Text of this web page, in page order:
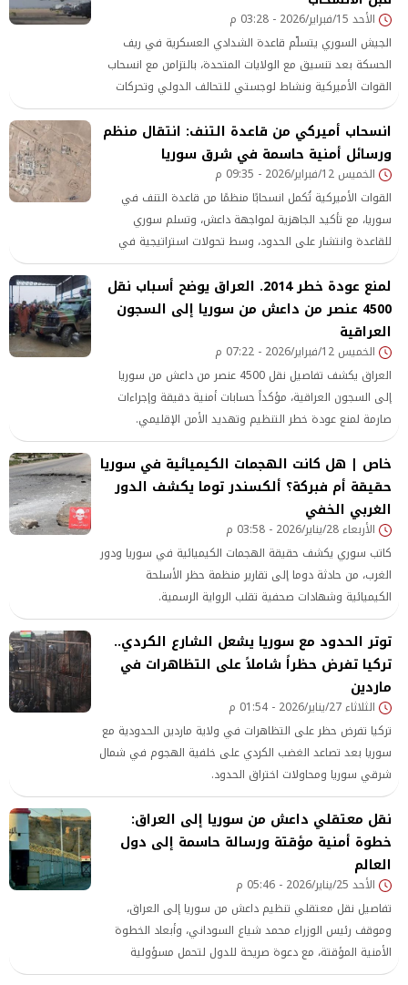
الأحد 15/فبراير/2026 - 03:28 م
الجيش السوري يتسلّم قاعدة الشدادي العسكرية في ريف
الحسكة بعد تنسيق مع الولايات المتحدة، بالتزامن مع انسحاب
القوات الأميركية ونشاط لوجستي للتحالف الدولي وتحركات
لتسلّم مطار القامشلي.
انسحاب أميركي من قاعدة التنف: انتقال منظم
ورسائل أمنية حاسمة في شرق سوريا
الخميس 12/فبراير/2026 - 09:35 م
القوات الأميركية تُكمل انسحابًا منظمًا من قاعدة التنف في
سوريا، مع تأكيد الجاهزية لمواجهة داعش، وتسلم سوري
للقاعدة وانتشار على الحدود، وسط تحولات استراتيجية في
الوجود العسكري الأميركي.
لمنع عودة خطر 2014. العراق يوضح أسباب نقل
4500 عنصر من داعش من سوريا إلى السجون
العراقية
الخميس 12/فبراير/2026 - 07:22 م
العراق يكشف تفاصيل نقل 4500 عنصر من داعش من سوريا
إلى السجون العراقية، مؤكداً حسابات أمنية دقيقة وإجراءات
صارمة لمنع عودة خطر التنظيم وتهديد الأمن الإقليمي.
خاص | هل كانت الهجمات الكيميائية في سوريا
حقيقة أم فبركة؟ ألكسندر توما يكشف الدور
الغربي الخفي
الأربعاء 28/يناير/2026 - 03:58 م
كاتب سوري يكشف حقيقة الهجمات الكيميائية في سوريا ودور
الغرب، من حادثة دوما إلى تقارير منظمة حظر الأسلحة
الكيميائية وشهادات صحفية تقلب الرواية الرسمية.
توتر الحدود مع سوريا يشعل الشارع الكردي..
تركيا تفرض حظراً شاملاً على التظاهرات في
ماردين
الثلاثاء 27/يناير/2026 - 01:54 م
تركيا تفرض حظر على التظاهرات في ولاية ماردين الحدودية مع
سوريا بعد تصاعد الغضب الكردي على خلفية الهجوم في شمال
شرقي سوريا ومحاولات اختراق الحدود.
نقل معتقلي داعش من سوريا إلى العراق:
خطوة أمنية مؤقتة ورسالة حاسمة إلى دول
العالم
الأحد 25/يناير/2026 - 05:46 م
تفاصيل نقل معتقلي تنظيم داعش من سوريا إلى العراق،
وموقف رئيس الوزراء محمد شياع السوداني، وأبعاد الخطوة
الأمنية المؤقتة، مع دعوة صريحة للدول لتحمل مسؤولية
محاكمة رعاياها المتورطين في الإرهاب.